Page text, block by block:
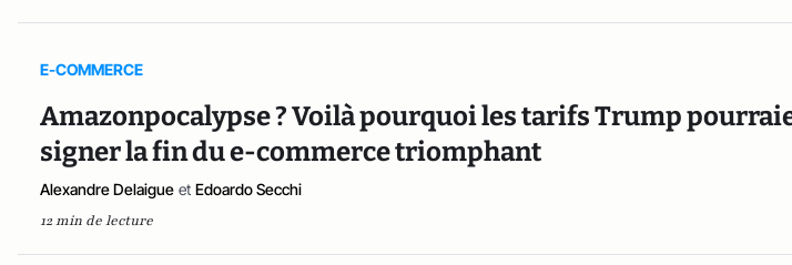
E-COMMERCE
Amazonpocalypse ? Voilà pourquoi les tarifs Trump
signer la fin du e-commerce triomphant
Alexandre Delaigue et Edoardo Secchi
12 min de lecture